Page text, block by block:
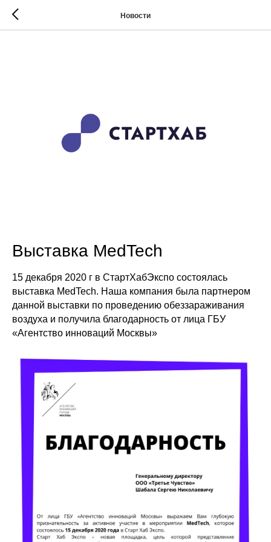
Новости
Выставка MedTech
15 декабря 2020 г в СтартХабЭкспо состоялась
выставка MedTech. Наша компания была партнером
данной выставки по проведению обеззараживания
воздуха и получила благодарность от лица ГБУ
«Агентство инноваций Москвы»